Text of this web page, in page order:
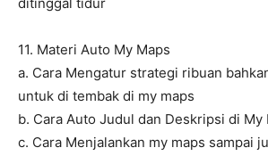
11. Materi Auto My Maps
a. Cara Mengatur strategi ribuan
untuk di tembak di my maps
b. Cara Auto Judul dan Deskripsi di My
c. Cara Menjalankan my maps sampai